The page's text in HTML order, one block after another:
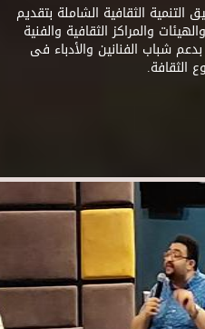
الثقافية الشاملة بتقديم
والمراكز الثقافية والفنية
شباب الفنانين والأدباء فى
الثقافة.